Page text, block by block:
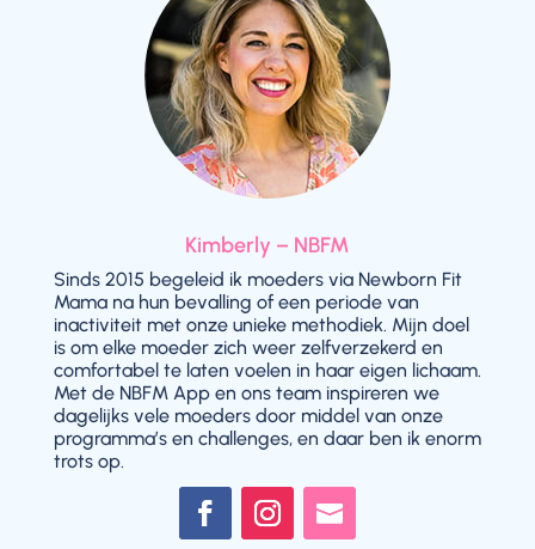
Kimberly – NBFM
Sinds 2015 begeleid ik moeders via Newborn Fit
Mama na hun bevalling of een periode van
inactiviteit met onze unieke methodiek. Mijn doel
is om elke moeder zich weer zelfverzekerd en
comfortabel te laten voelen in haar eigen lichaam.
Met de NBFM App en ons team inspireren we
dagelijks vele moeders door middel van onze
programma’s en challenges, en daar ben ik enorm
trots op.